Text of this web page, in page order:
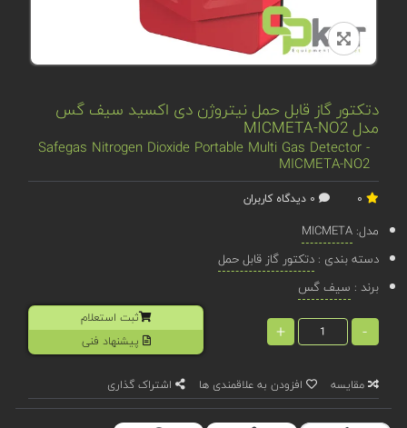
دتکتور گاز قابل حمل نیتروژن دی اکسید سیف گس
مدل MICMETA-NO2
Safegas Nitrogen Dioxide Portable Multi Gas Detector -
MICMETA-NO2
مدل:MICMETA
دسته بندی :دتکتور گاز قابل حمل
برند : سیف گس
-
+
ثبت استعلام
پیشنهاد فنی
مقایسه افزودن به علاقمندی ها اشتراک گذاری